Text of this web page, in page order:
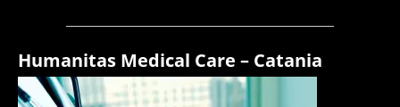
Humanitas Medical Care – Catania